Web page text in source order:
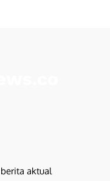
aktual